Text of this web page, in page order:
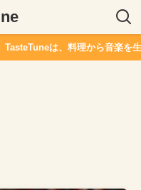
は、料理から音楽を生